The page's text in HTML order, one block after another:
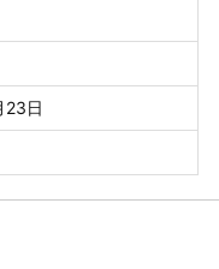
23日